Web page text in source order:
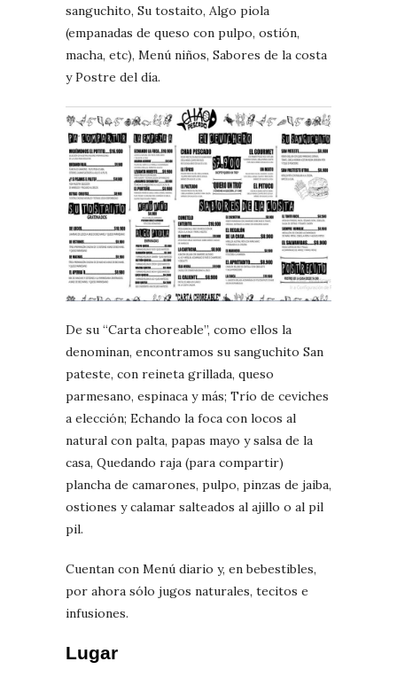
sanguchito, Su tostaito, Algo piola
(empanadas de queso con pulpo, ostión,
macha, etc), Menú niños, Sabores de la costa
y Postre del día.
De su “Carta choreable”, como ellos la
denominan, encontramos su sanguchito San
pateste, con reineta grillada, queso
parmesano, espinaca y más; Trío de ceviches
a elección; Echando la foca con locos al
natural con palta, papas mayo y salsa de la
casa, Quedando raja (para compartir)
plancha de camarones, pulpo, pinzas de jaiba,
ostiones y calamar salteados al ajillo o al pil
pil.
Cuentan con Menú diario y, en bebestibles,
por ahora sólo jugos naturales, tecitos e
infusiones.
Lugar